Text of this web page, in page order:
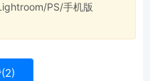
PS/手机版
2)